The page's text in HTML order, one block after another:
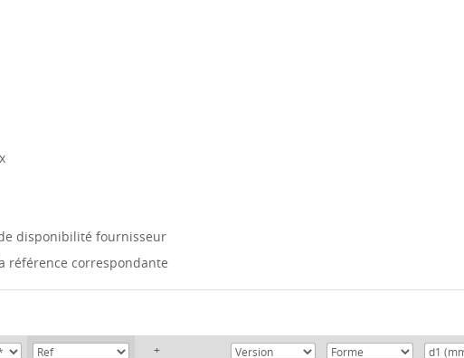
disponibilité fournisseur
référence correspondante
+